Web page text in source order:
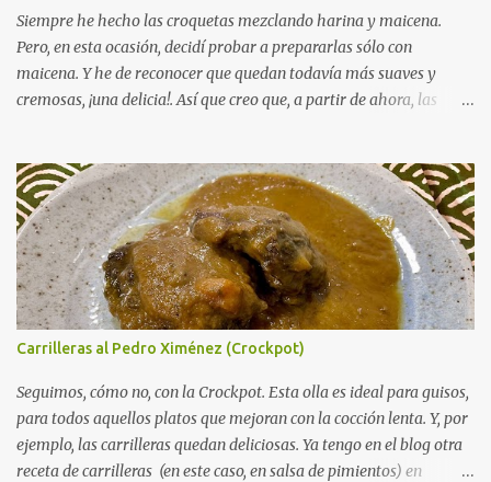
Siempre he hecho las croquetas mezclando harina y maicena.
Pero, en esta ocasión, decidí probar a prepararlas sólo con
maicena. Y he de reconocer que quedan todavía más suaves y
cremosas, ¡una delicia!. Así que creo que, a partir de ahora, las
anteriores entradas, me vais a permitir que os deje con las
croquetitas, que están muy ricas. Seguro que me lo agradeceréis,
jajaja. Así que, ¡vamos al lío!. No sin antes enseñaros una "vista
panorámica" del corte que tienen (me está entrando hambre otra
vez, jejeje). Y no sin antes deciros que con esta receta participo en el
"RECETARIO MAÑOSO" de este mes, que tiene como protagonista
al pollo y la gallina. Apuntaos a participar, que siempre hay
recetas estupendas. INGREDIENTES. 100 gramos de pollo asado o
cocido 70 gramos de jamón ibérico 6 cucharadas colmadas de
Maizen...
Carrilleras al Pedro Ximénez (Crockpot)
Seguimos, cómo no, con la Crockpot. Esta olla es ideal para guisos,
para todos aquellos platos que mejoran con la cocción lenta. Y, por
ejemplo, las carrilleras quedan deliciosas. Ya tengo en el blog otra
receta de carrilleras (en este caso, en salsa de pimientos) en